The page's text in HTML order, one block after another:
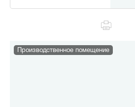
Производственное помещение